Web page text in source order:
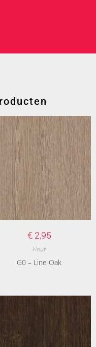
€ 2,95
Hout
G0 – Line Oak